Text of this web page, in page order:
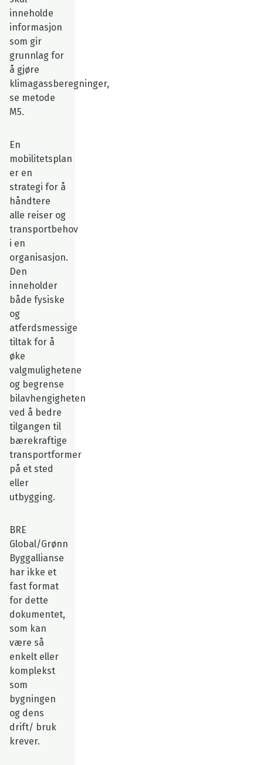
inneholde
informasjon
som gir
grunnlag for
å gjøre
klimagassberegninger,
se metode
M5.
En
mobilitetsplan
er en
strategi for å
håndtere
alle reiser og
transportbehov
i en
organisasjon.
Den
inneholder
både fysiske
og
atferdsmessige
tiltak for å
øke
valgmulighetene
og begrense
bilavhengigheten
ved å bedre
tilgangen til
bærekraftige
transportformer
på et sted
eller
utbygging.
BRE
Global/Grønn
Byggallianse
har ikke et
fast format
for dette
dokumentet,
som kan
være så
enkelt eller
komplekst
som
bygningen
og dens
drift/ bruk
krever.